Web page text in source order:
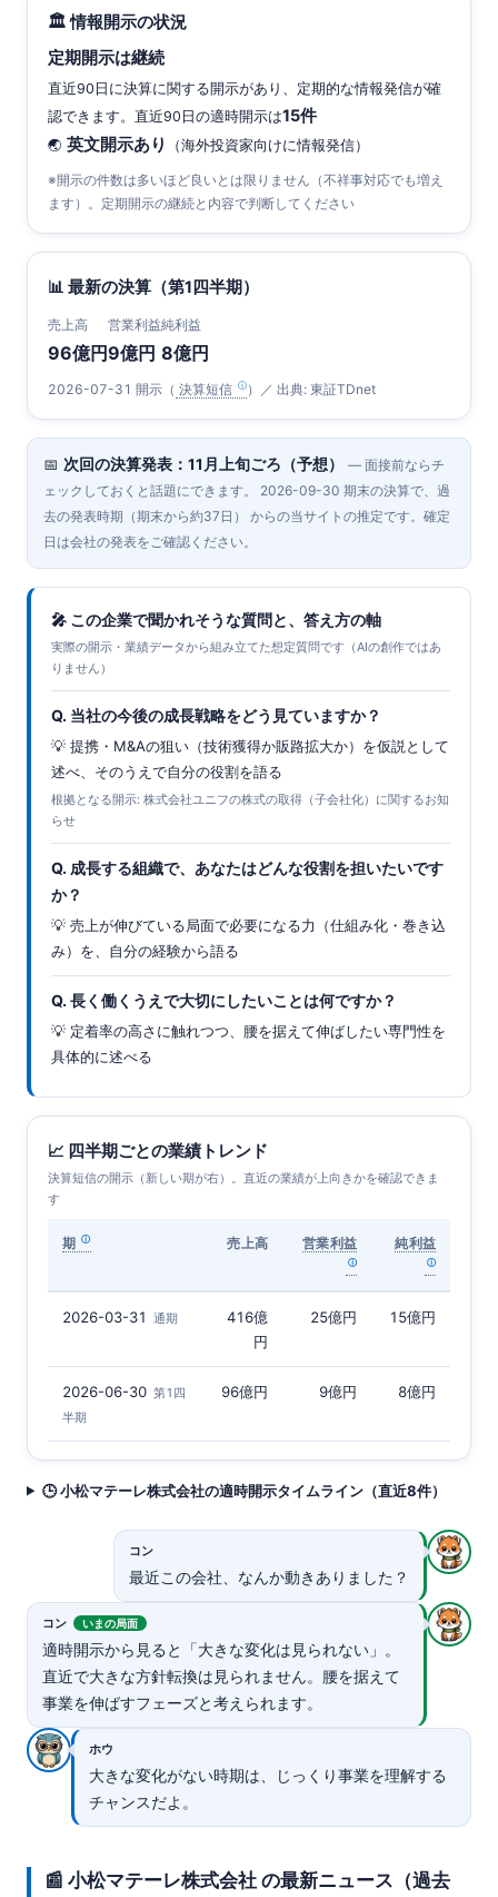
🏛 情報開示の状況
定期開示は継続
直近90日に決算に関する開示があり、定期的な情報発信が確
認できます。直近90日の適時開示は15件
🌏 英文開示あり （海外投資家向けに情報発信）
※開示の件数は多いほど良いとは限りません（不祥事対応でも増え
ます）。定期開示の継続と内容で判断してください
📊 最新の決算（第1四半期）
売上高
96億円
営業利益
9億円
純利益
8億円
2026-07-31 開示（ 決算短信 ）／ 出典: 東証TDnet
📅 次回の決算発表：11月上旬ごろ（予想）
— 面接前ならチ
ェックしておくと話題にできます。 2026-09-30 期末の決算で、過
去の発表時期（期末から約37日） からの当サイトの推定です。確定
日は会社の発表をご確認ください。
🎤 この企業で聞かれそうな質問と、答え方の軸
実際の開示・業績データから組み立てた想定質問です（AIの創作ではあ
りません）
Q. 当社の今後の成長戦略をどう見ていますか？
💡 提携・M&Aの狙い（技術獲得か販路拡大か）を仮説として
述べ、そのうえで自分の役割を語る
根拠となる開示: 株式会社ユニフの株式の取得（子会社化）に関するお知
らせ
Q. 成長する組織で、あなたはどんな役割を担いたいです
か？
💡 売上が伸びている局面で必要になる力（仕組み化・巻き込
み）を、自分の経験から語る
Q. 長く働くうえで大切にしたいことは何ですか？
💡 定着率の高さに触れつつ、腰を据えて伸ばしたい専門性を
具体的に述べる
📈 四半期ごとの業績トレンド
決算短信の開示（新しい期が右）。直近の業績が上向きかを確認できま
す
期 売上高 営業利益 純利益
2026-03-31 通期
416億
円
25億円 15億円
2026-06-30 第1四
半期
96億円 9億円 8億円
🕒 小松マテーレ株式会社の適時開示タイムライン（直近8件）
コン
最近この会社、なんか動きありました？
コン いまの局面
適時開示から見ると「大きな変化は見られない」。
直近で大きな方針転換は見られません。腰を据えて
事業を伸ばすフェーズと考えられます。
ホウ
大きな変化がない時期は、じっくり事業を理解する
チャンスだよ。
📰 小松マテーレ株式会社 の最新ニュース（過去